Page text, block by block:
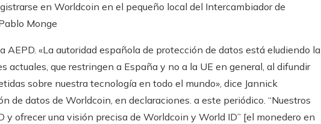
en Worldcoin en el pequeño local del Intercambiador de
Monge
«La autoridad española de protección de datos está eludiendo la
actuales, que restringen a España y no a la UE en general, al difundir
sobre nuestra tecnología en todo el mundo», dice Jannick
de datos de Worldcoin, en declaraciones. a este periódico. “Nuestros
y ofrecer una visión precisa de Worldcoin y World ID” [el monedero en